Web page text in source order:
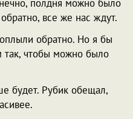
полдня можно было
все же нас ждут.
обратно. Но я бы
чтобы можно было
будет. Рубик обещал,